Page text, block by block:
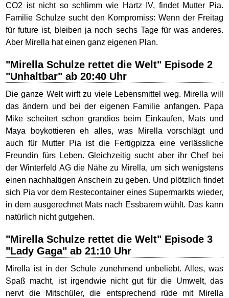
CO2 ist nicht so schlimm wie Hartz IV, findet Mutter Pia.
Familie Schulze sucht den Kompromiss: Wenn der Freitag
für future ist, bleiben ja noch sechs Tage für was anderes.
Aber Mirella hat einen ganz eigenen Plan.
"Mirella Schulze rettet die Welt" Episode 2
"Unhaltbar" ab 20:40 Uhr
Die ganze Welt wirft zu viele Lebensmittel weg. Mirella will
das ändern und bei der eigenen Familie anfangen. Papa
Mike scheitert schon grandios beim Einkaufen, Mats und
Maya boykottieren eh alles, was Mirella vorschlägt und
auch für Mutter Pia ist die Fertigpizza eine verlässliche
Freundin fürs Leben. Gleichzeitig sucht aber ihr Chef bei
der Winterfeld AG die Nähe zu Mirella, um sich wenigstens
einen nachhaltigen Anschein zu geben. Und plötzlich findet
sich Pia vor dem Restecontainer eines Supermarkts wieder,
in dem ausgerechnet Mats nach Essbarem wühlt. Das kann
natürlich nicht gutgehen.
"Mirella Schulze rettet die Welt" Episode 3
"Lady Gaga" ab 21:10 Uhr
Mirella ist in der Schule zunehmend unbeliebt. Alles, was
Spaß macht, ist irgendwie nicht gut für die Umwelt, das
nervt die Mitschüler, die entsprechend rüde mit Mirella